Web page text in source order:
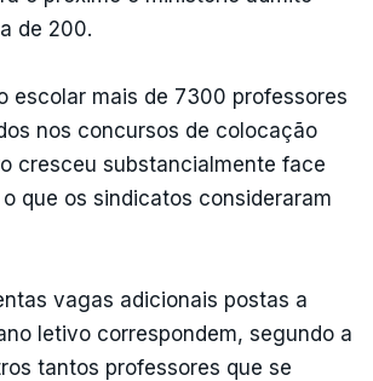
de 200.
escolar mais de 7300 professores
nos concursos de colocação
cresceu substancialmente face
que os sindicatos consideraram
vagas adicionais postas a
letivo correspondem, segundo a
tantos professores que se